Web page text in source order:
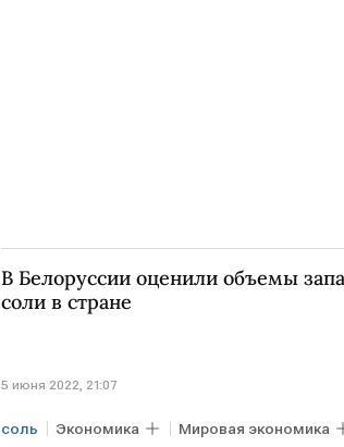
В Белоруссии оценили объемы
соли в стране
5 июня 2022, 21:07
соль Экономика Мировая экономика